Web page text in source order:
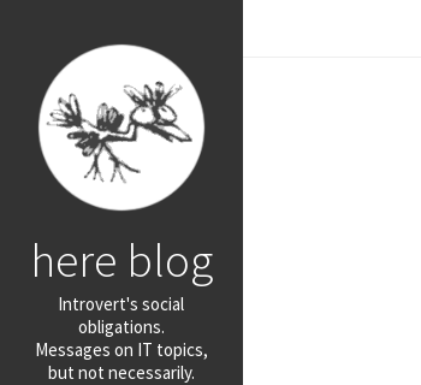
here blog
Introvert's social
obligations.
Messages on IT topics,
but not necessarily.